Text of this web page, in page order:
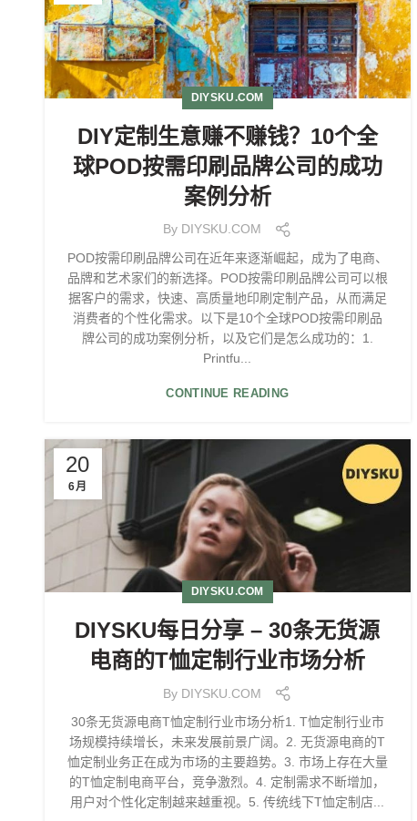
DIYSKU.COM
DIY定制生意赚不赚钱？10个全
球POD按需印刷品牌公司的成功
案例分析
By DIYSKU.COM
POD按需印刷品牌公司在近年来逐渐崛起，成为了电商、
品牌和艺术家们的新选择。POD按需印刷品牌公司可以根
据客户的需求，快速、高质量地印刷定制产品，从而满足
消费者的个性化需求。以下是10个全球POD按需印刷品
牌公司的成功案例分析，以及它们是怎么成功的：1.
Printfu...
CONTINUE READING
20
6月
DIYSKU.COM
DIYSKU每日分享 – 30条无货源
电商的T恤定制行业市场分析
By DIYSKU.COM
30条无货源电商T恤定制行业市场分析1. T恤定制行业市
场规模持续增长，未来发展前景广阔。2. 无货源电商的T
恤定制业务正在成为市场的主要趋势。3. 市场上存在大量
的T恤定制电商平台，竞争激烈。4. 定制需求不断增加，
用户对个性化定制越来越重视。5. 传统线下T恤定制店...